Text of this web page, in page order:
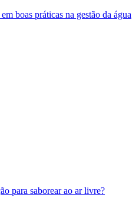
boas práticas na gestão da água
para saborear ao ar livre?